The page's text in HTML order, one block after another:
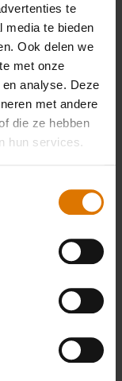
te
media te bieden
Ook delen we
met onze
analyse. Deze
met andere
die ze hebben
hun services.
winter?
elk
gegrilde
een
maken
Je zult
najaar
s ’werelds
de Weber